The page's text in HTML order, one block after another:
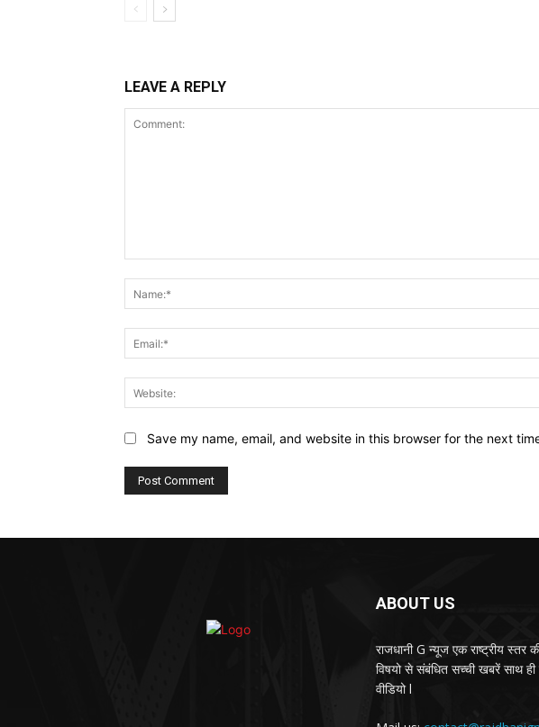
LEAVE A REPLY
Save my name, email, and website in this browser for the next
ABOUT US
राजधानी G न्यूज एक राष्ट्रीय स्तर
विषयो से संबंधित सच्ची खबरें साथ
वीडियो l